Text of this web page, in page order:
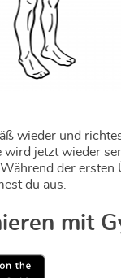
wieder und
wird jetzt wieder
der
du aus.
mit